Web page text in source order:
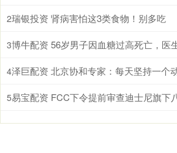
2瑞银投资 肾病害怕这3类食物！别多吃
3
4
5